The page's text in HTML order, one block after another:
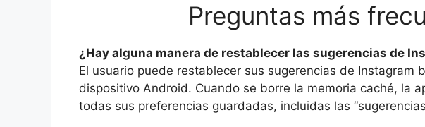
Preguntas más
¿Hay alguna manera de restablecer las sugerencias de
El usuario puede restablecer sus sugerencias de Instagram
dispositivo Android. Cuando se borre la memoria caché, la
todas sus preferencias guardadas, incluidas las